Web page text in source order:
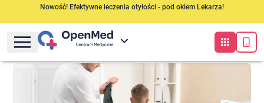
Nowość! Efektywne leczenia otyłości - pod okiem Lekarza!